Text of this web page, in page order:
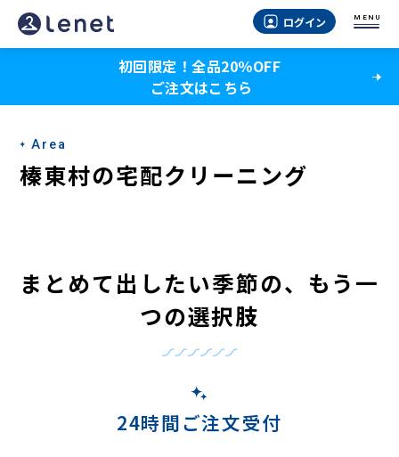
榛
東
の
宅
配
ー
ニ
ログイン MENU
初回限定！全品20％OFF
ご注文はこちら
Area
榛東村の宅配クリーニング
まとめて出したい季節の、もう一
つの選択肢
24時間ご注文受付